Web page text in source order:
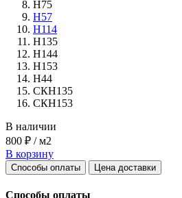
Н75
Н57
Н114
Н135
Н144
Н153
Н44
СКН135
СКН153
В наличии
800 ₽ / м2
В корзину
Способы оплаты Цена доставки
Способы оплаты